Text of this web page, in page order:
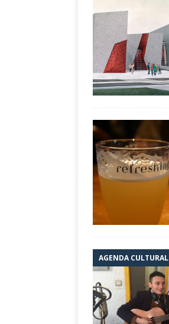
AGENDA CULTURAL